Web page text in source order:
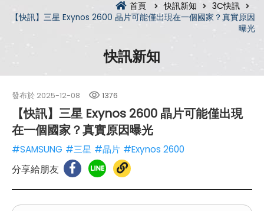
首頁 快訊新知
3C快訊
【快訊】三星 Exynos 2600 晶片可能僅出現在一個國家？真實原因
曝光
快訊新知
發布於 2025-12-08 1376
【快訊】三星 Exynos 2600 晶片可能僅出現
在一個國家？真實原因曝光
#SAMSUNG #三星 #晶片 #Exynos 2600
分享給朋友